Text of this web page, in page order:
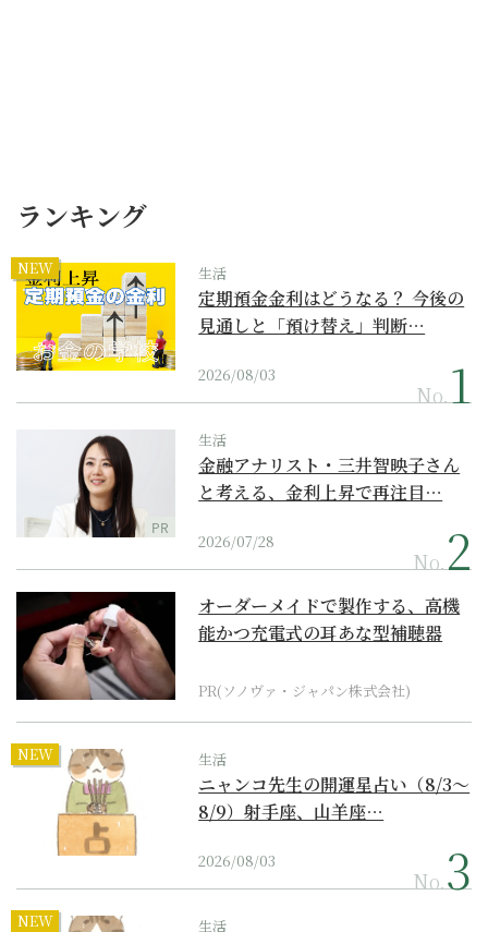
ランキング
NEW 生活
定期預金金利はどうなる？ 今後の
見通しと「預け替え」判断…
2026/08/03
No.
PR
生活
金融アナリスト・三井智映子さん
と考える、金利上昇で再注目…
2026/07/28
No.
オーダーメイドで製作する、高機
能かつ充電式の耳あな型補聴器
PR(ソノヴァ・ジャパン株式会社)
NEW 生活
ニャンコ先生の開運星占い（8/3～
8/9）射手座、山羊座…
2026/08/03
No.
NEW 生活